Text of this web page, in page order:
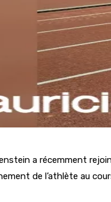
a récemment
de l’athlète au